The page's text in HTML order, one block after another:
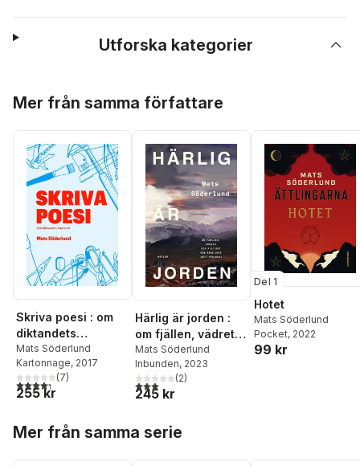
Utforska kategorier
Mer från samma författare
Skriva poesi : om
diktandets
hantverk
Mats Söderlund
Kartonnage, 2017
4,3utav 5 stjärnor. Totalt antal röster:
(7)
255 kr
Härlig är jorden :
om fjällen, vädret
och allt det som
ännu inte gått
förlorat
Mats Söderlund
Inbunden, 2023
3,0utav 5 stjärnor. Totalt antal röster:
(2)
245 kr
Del 1
Hotet
Mats Söderlund
Pocket, 2022
99 kr
Mer från samma serie